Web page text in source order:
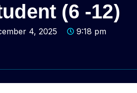
(6 -12)
4, 2025 9:18 pm